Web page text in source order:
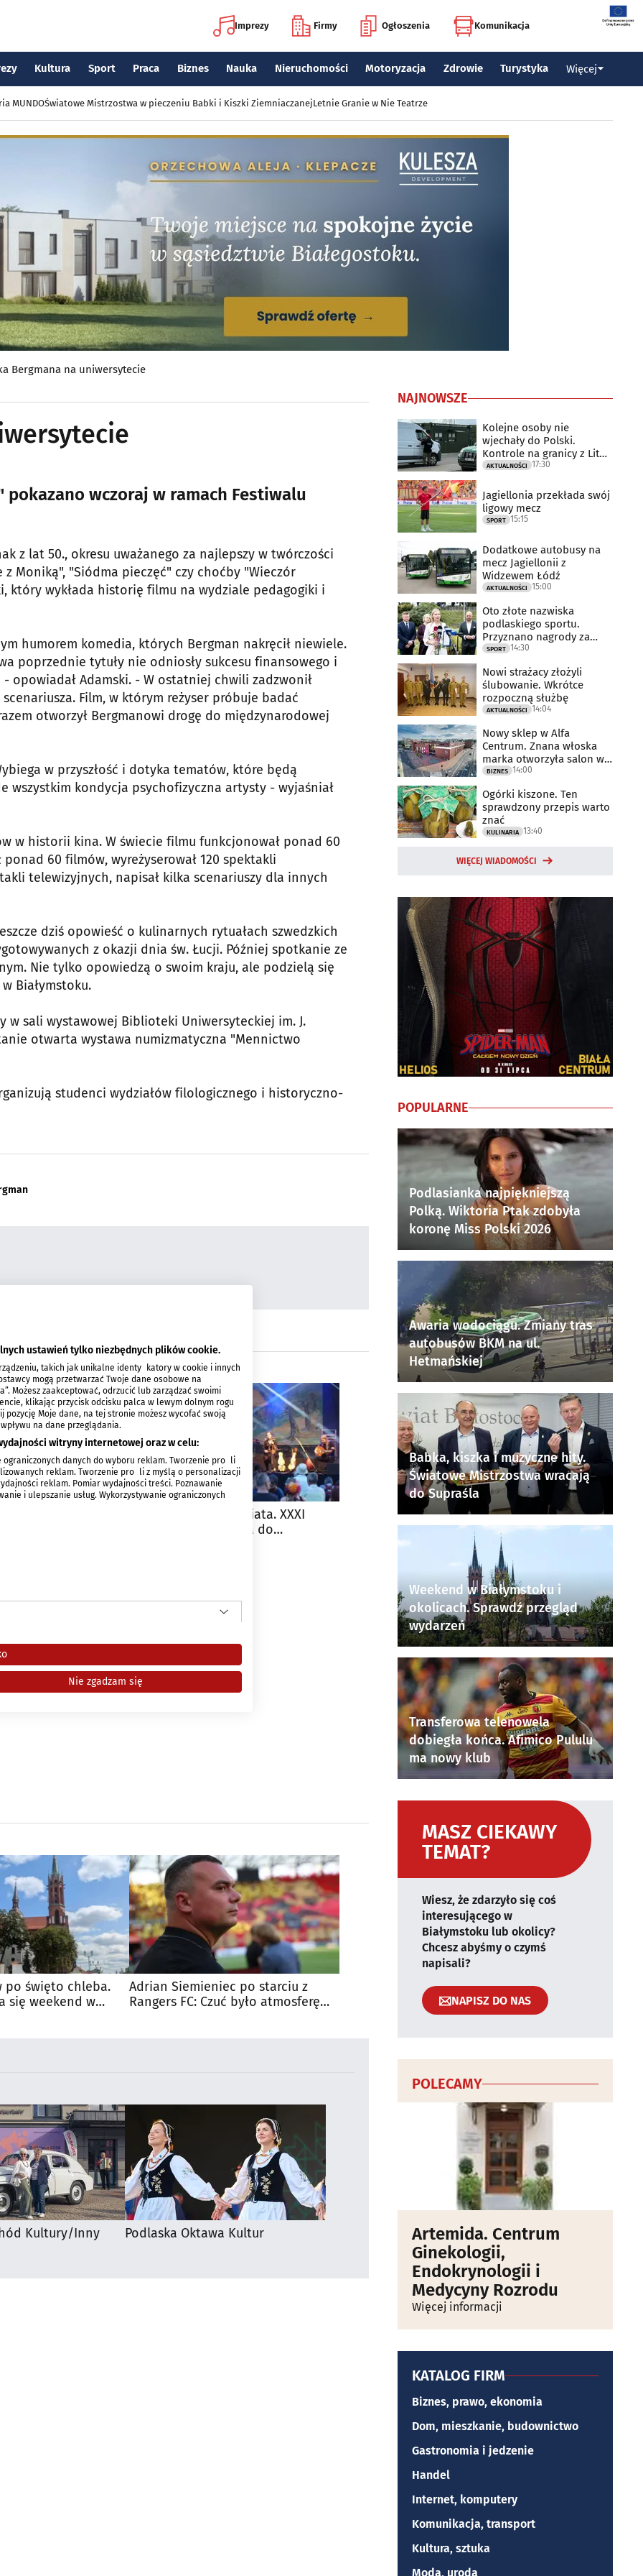
Imprezy Firmy Ogłoszenia Komunikacja
Kultura Sport Praca Biznes Nauka Nieruchomości Motoryzacja Zdrowie Turystyka Więcej
MUNDOŚwiatowe Mistrzostwa w pieczeniu Babki i Kiszki ZiemniaczanejLetnie Granie w Nie Teatrze
Bergmana na uniwersytecie
wczoraj w ramach Festiwalu
z lat 50., okresu uważanego za najlepszy w twórczości
Moniką", "Siódma pieczęć" czy choćby "Wieczór
który wykłada historię filmu na wydziale pedagogiki i
humorem komedia, których Bergman nakręcił niewiele.
poprzednie tytuły nie odniosły sukcesu finansowego i
opowiadał Adamski. - W ostatniej chwili zadzwonił
Film, w którym reżyser próbuje badać
otworzył Bergmanowi drogę do międzynarodowej
w przyszłość i dotyka tematów, które będą
wszystkim kondycja psychofizyczna artysty - wyjaśniał
w historii kina. W świecie filmu funkcjonował ponad 60
ponad 60 filmów, wyreżyserował 120 spektakli
telewizyjnych, napisał kilka scenariuszy dla innych
dziś opowieść o kulinarnych rytuałach szwedzkich
z okazji dnia św. Łucji. Później spotkanie ze
Nie tylko opowiedzą o swoim kraju, ale podzielą się
Białymstoku.
w sali wystawowej Biblioteki Uniwersyteckiej im. J.
otwarta wystawa numizmatyczna "Mennictwo
studenci wydziałów filologicznego i historyczno-
i muzyczne
18. edycja
Trzy dni z muzyką świata. XXXI
Ethno Festiwal wraca do
po święto chleba.
się weekend w
Adrian Siemieniec po starciu z
Rangers FC: Czuć było atmosferę
Kultury/Inny
Podlaska Oktawa Kultur
NAJNOWSZE
Kolejne osoby nie
wjechały do Polski.
Kontrole na granicy z Litwą
trwają
AKTUALNOŚCI 17:30
Jagiellonia przekłada swój
ligowy mecz
SPORT 15:15
Dodatkowe autobusy na
mecz Jagiellonii z
Widzewem Łódź
AKTUALNOŚCI 15:00
Oto złote nazwiska
podlaskiego sportu.
Przyznano nagrody za
2025 rok
SPORT 14:30
Nowi strażacy złożyli
ślubowanie. Wkrótce
rozpoczną służbę
AKTUALNOŚCI 14:04
Nowy sklep w Alfa
Centrum. Znana włoska
marka otworzyła salon w
Białymstoku
BIZNES 14:00
Ogórki kiszone. Ten
sprawdzony przepis warto
znać
KULINARIA 13:40
WIĘCEJ WIADOMOŚCI
POPULARNE
Podlasianka najpiękniejszą
Polką. Wiktoria Ptak zdobyła
koronę Miss Polski 2026
Awaria wodociągu. Zmiany tras
autobusów BKM na ul.
Hetmańskiej
Babka, kiszka i muzyczne hity.
Światowe Mistrzostwa wracają
do Supraśla
Weekend w Białymstoku i
okolicach. Sprawdź przegląd
wydarzeń
Transferowa telenowela
dobiegła końca. Afimico Pululu
ma nowy klub
MASZ CIEKAWY
TEMAT?
Wiesz, że zdarzyło się coś
interesującego w
Białymstoku lub okolicy?
Chcesz abyśmy o czymś
napisali?
NAPISZ DO NAS
POLECAMY
Artemida. Centrum
Ginekologii,
Endokrynologii i
Medycyny Rozrodu
Więcej informacji
KATALOG FIRM
Biznes, prawo, ekonomia
Dom, mieszkanie, budownictwo
Gastronomia i jedzenie
Handel
Internet, komputery
Komunikacja, transport
Kultura, sztuka
Moda, uroda
ustawień tylko niezbędnych plików cookie.
takich jak unikalne identyfikatory w cookie i innych
mogą przetwarzać Twoje dane osobowe na
Możesz zaakceptować, odrzucić lub zarządzać swoimi
klikając przycisk odcisku palca w lewym dolnym rogu
Moje dane, na tej stronie możesz wycofać swoją
na dane przeglądania.
witryny internetowej oraz w celu:
danych do wyboru reklam. Tworzenie profili
reklam. Tworzenie profili z myślą o personalizacji
reklam. Pomiar wydajności treści. Poznawanie
i ulepszanie usług. Wykorzystywanie ograniczonych
Nie zgadzam się